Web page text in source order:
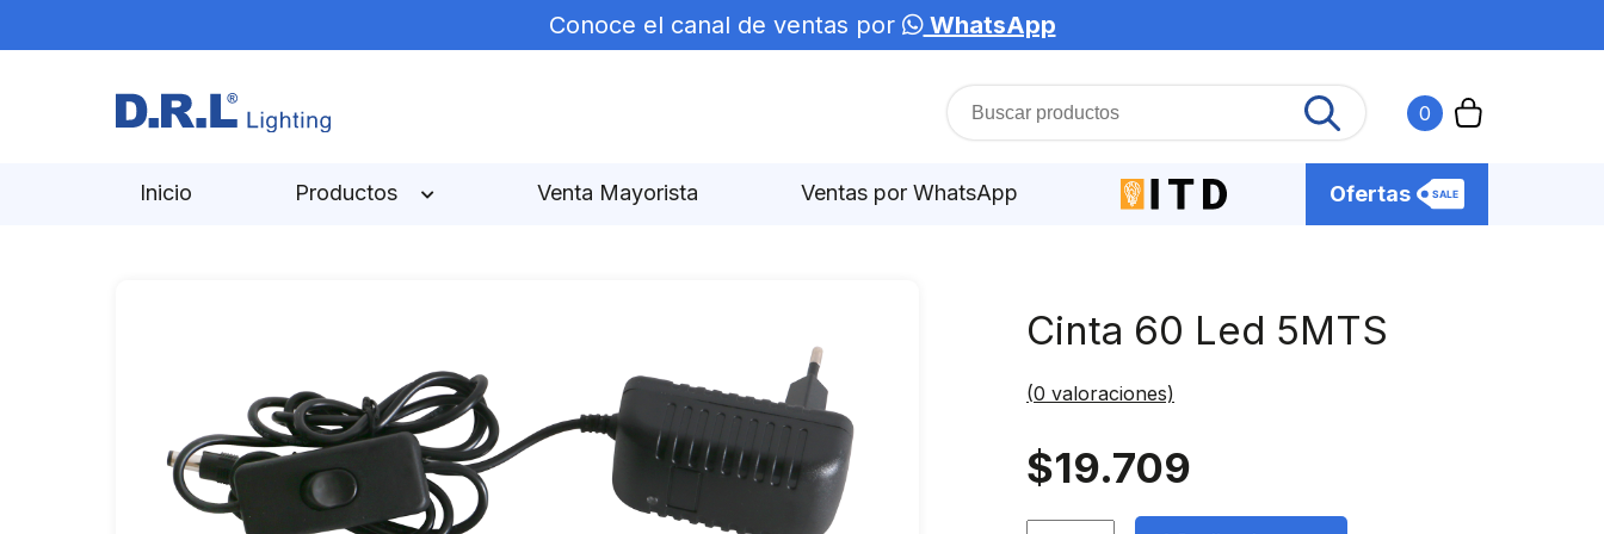
Conoce el canal de ventas por WhatsApp
0
Inicio Productos Venta Mayorista Ventas por WhatsApp Ofertas
Cinta 60 Led 5MTS
(0 valoraciones)
$19.709